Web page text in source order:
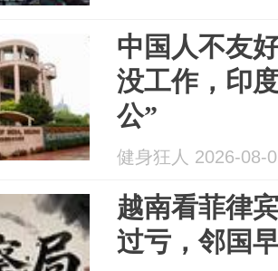
中国人不友
没工作，印
公”
健身狂人 2026-08-
越南看菲律
过亏，邻国